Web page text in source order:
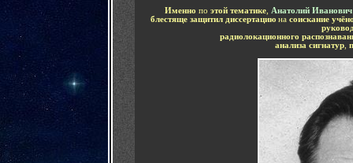
Именно по этой тематике Анатолий Иванович
блестяще защитил диссертациюна соискание
радиолокационного
анализа сигнатур